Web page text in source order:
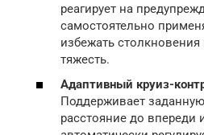
реагирует на
самостоятельно
избежать столкновения
тяжесть.
Адаптивный круиз-
Поддерживает
расстояние до впереди